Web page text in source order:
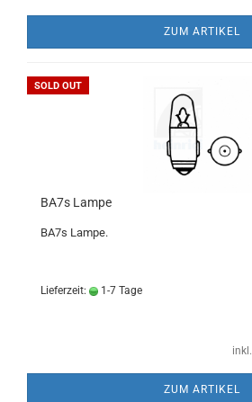
ZUM ARTIKEL
SOLD OUT
BA7s Lampe
BA7s Lampe.
Lieferzeit: 1-7 Tage
ZUM ARTIKEL